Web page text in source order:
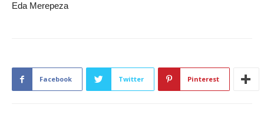
Eda Merepeza
Facebook Twitter Pinterest